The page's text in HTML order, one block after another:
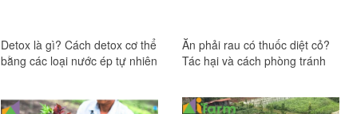
Detox là gì? Cách detox cơ thể
bằng các loại nước ép tự nhiên
Ăn phải rau có thuốc diệt cỏ?
Tác hại và cách phòng tránh